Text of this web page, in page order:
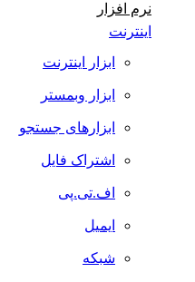
نرم افزار
اینترنت
ابزار اینترنت
ابزار وبمستر
ابزارهای جستجو
اشتراک فایل
اف.تی.پی
ایمیل
شبکه